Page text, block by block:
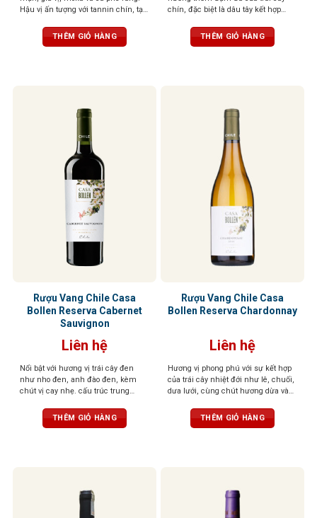
Hậu vị ấn tượng với tannin chín, tạo
THÊM GIỎ HÀNG
chín, đặc biệt là dâu tây kết hợp
Pháp. Tannin cân bằng, tinh tế, tròn
trịa, hậu vị kéo dài, đậm đà
THÊM GIỎ HÀNG
Rượu Vang Chile Casa
Bollen Reserva Cabernet
Sauvignon
Liên hệ
Nổi bật với hương vị trái cây đen
như nho đen, anh đào đen, kèm
chút vị cay nhẹ. cấu trúc trung
THÊM GIỎ HÀNG
Rượu Vang Chile Casa
Bollen Reserva Chardonnay
Liên hệ
Hương vị phong phú với sự kết hợp
của trái cây nhiệt đới như lê, chuối,
dưa lưới, cùng chút hương dừa và
đào hoặc hoa cam tạo nên cảm giác
tươi mới và hấp dẫn
THÊM GIỎ HÀNG